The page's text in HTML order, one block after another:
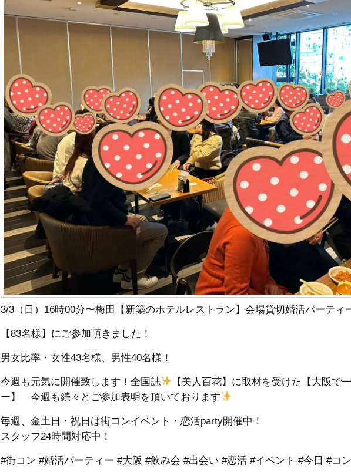
3/3（日）16時00分〜梅田【新築のホテルレストラン】会場貸切婚活パーティ
【83名様】にご参加頂きました！
男女比率・女性43名様、男性40名様！
今週も元気に開催致します！全国誌
【美人百花】に取材を受けた【大阪で
ー】 今週も続々とご参加表明を頂いております
毎週、金土日・祝日は街コンイベント・恋活party開催中！
スタッフ24時間対応中！
#街コン #婚活パーティー #大阪 #飲み会 #出会い #恋活 #イベント #今日 #コ